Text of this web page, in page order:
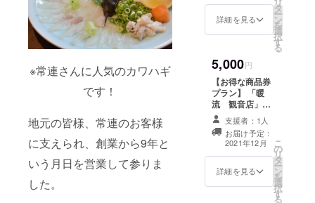
※常連さんに人気のカワハギ
です！
地元の皆様、常連のお客様
に支えられ、創業から9年と
いう月日を営業して参りま
した。
い！」という方
は、こちらのリ
だく際に『上乗
せ支援』をする
ことができま
す。ご都合許す
場合は、通常の
3000円の金額に
上乗せして、ご
支援頂けますと
大変嬉しいで
す。 ※リターン
のお届け先のご
入力が必須とな
詳細を見る
タ
ー
ン
を
選
択
す
る
5,000円
【お得な商品券
プラン】 「暖
流 観音店」で
利用できる6000
円分の商品券を
送ります。 1000
円券×6枚＝6000
円分で、1000円
分お得になりま
支援者：1人
お届け予定：
2021年12月
詳細を見る
こ
の
リ
タ
ー
ン
を
選
択
す
る